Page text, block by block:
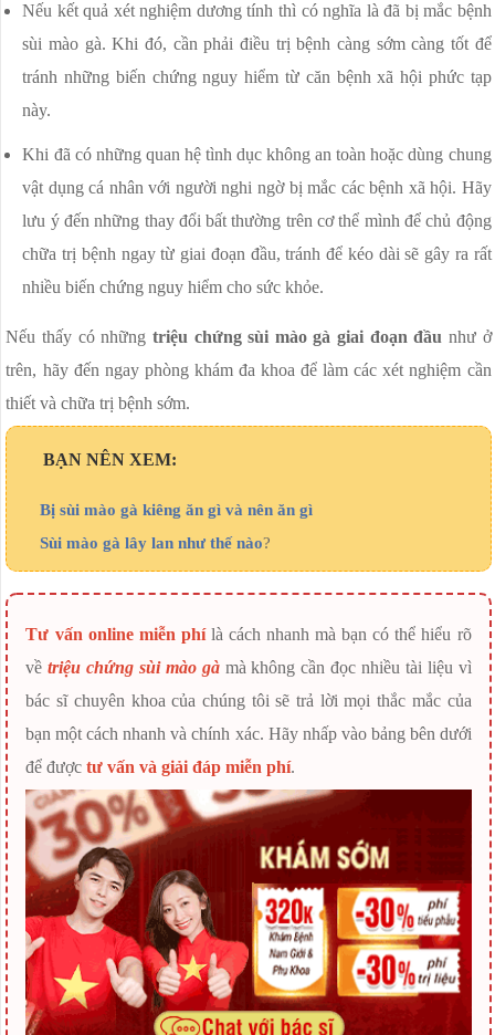
Nếu kết quả xét nghiệm dương tính thì có nghĩa là đã bị mắc bệnh
sùi mào gà. Khi đó, cần phải điều trị bệnh càng sớm càng tốt để
tránh những biến chứng nguy hiểm từ căn bệnh xã hội phức tạp
này.
Khi đã có những quan hệ tình dục không an toàn hoặc dùng chung
vật dụng cá nhân với người nghi ngờ bị mắc các bệnh xã hội. Hãy
lưu ý đến những thay đổi bất thường trên cơ thể mình để chủ động
chữa trị bệnh ngay từ giai đoạn đầu, tránh để kéo dài sẽ gây ra rất
nhiều biến chứng nguy hiểm cho sức khỏe.
Nếu thấy có những triệu chứng sùi mào gà giai đoạn đầu như ở
trên, hãy đến ngay phòng khám đa khoa để làm các xét nghiệm cần
thiết và chữa trị bệnh sớm.
BẠN NÊN XEM:
Bị sùi mào gà kiêng ăn gì và nên ăn gì
Sùi mào gà lây lan như thế nào?
Tư vấn online miễn phílà cách nhanh mà bạn có thể hiểu rõ
vềtriệu chứng sùi mào gàmà không cần đọc nhiều tài liệu vì
bác sĩ chuyên khoa của chúng tôi sẽ trả lời mọi thắc mắc của
bạn một cách nhanh và chính xác. Hãy nhấp vào bảng bên dưới
để đượctư vấn và giải đáp miễn phí.